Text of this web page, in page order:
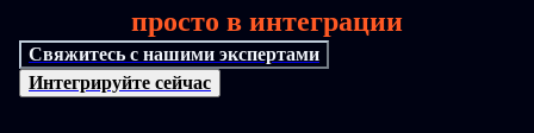
просто в интеграции
Свяжитесь с нашими экспертами
Интегрируйте сейчас